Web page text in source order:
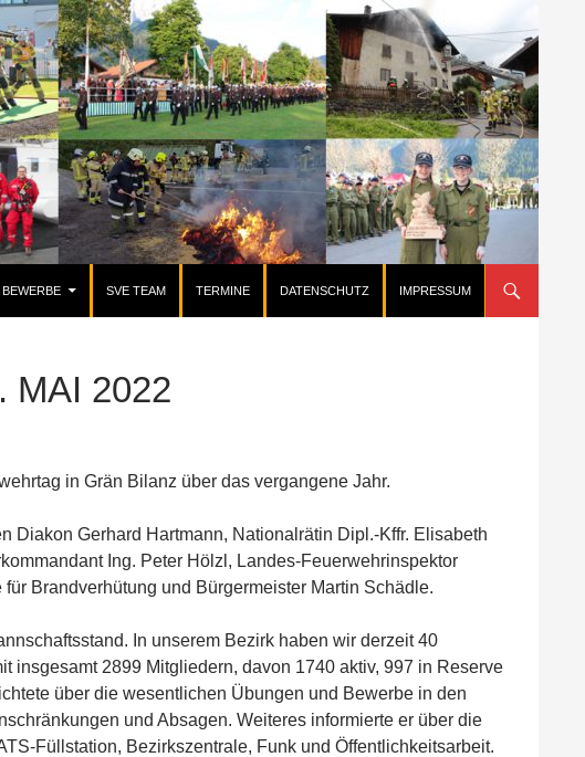
BEWERBE SVE TEAM TERMINE DATENSCHUTZ IMPRESSUM
MAI 2022
in Grän Bilanz über das vergangene Jahr.
Diakon Gerhard Hartmann, Nationalrätin Dipl.-Kffr. Elisabeth
Ing. Peter Hölzl, Landes-Feuerwehrinspektor
Brandverhütung und Bürgermeister Martin Schädle.
In unserem Bezirk haben wir derzeit 40
insgesamt 2899 Mitgliedern, davon 1740 aktiv, 997 in Reserve
über die wesentlichen Übungen und Bewerbe in den
und Absagen. Weiteres informierte er über die
Füllstation, Bezirkszentrale, Funk und Öffentlichkeitsarbeit.